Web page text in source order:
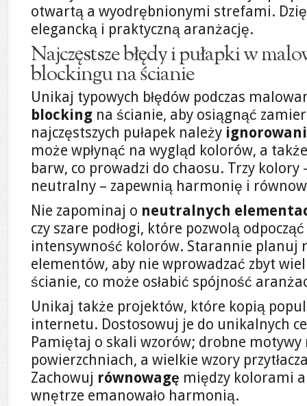
otwartą a wyodrębnionymi strefami.
elegancką i praktyczną aranżację.
Najczęstsze błędy i pułapki w
blockingu na ścianie
Unikaj typowych błędów podczas
blocking na ścianie, aby osiągnąć
najczęstszych pułapek należy
może wpłynąć na wygląd kolorów, a
barw, co prowadzi do chaosu. Trzy
neutralny – zapewnią harmonię i
Nie zapominaj o neutralnych
czy szare podłogi, które pozwolą
intensywność kolorów. Starannie planuj
elementów, aby nie wprowadzać zbyt
ścianie, co może osłabić spójność
Unikaj także projektów, które kopią
internetu. Dostosowuj je do unikalnych
Pamiętaj o skali wzorów; drobne
powierzchniach, a wielkie wzory
Zachowuj równowagę między kolorami
wnętrze emanowało harmonią.